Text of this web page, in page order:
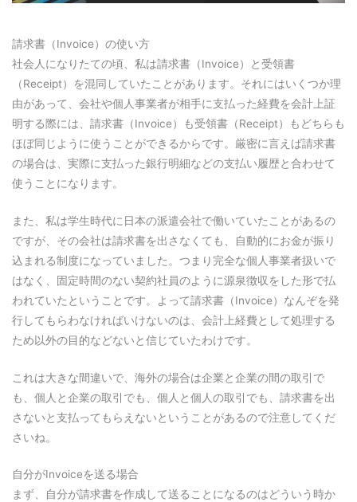
請求書（Invoice）の使い方
社会人になりたての頃、私は請求書（Invoice）と受領書
（Receipt）を混同していたことがあります。それにはいくつか理
由があって、会社や個人事業者が相手に支払った経費を会計上証
明する際には、請求書（Invoice）も受領書（Receipt）もどちらも
ほぼ同じように使うことができるからです。厳密に言えば請求書
の場合は、実際に支払った銀行明細などの支払い履歴と合わせて
使うことになります。
また、私は学生時代に日本の派遣会社で働いていたことがあるの
ですが、その会社は請求書を出さなくても、自動的にお金が振り
込まれる制度になっていました。つまり完全な個人事業者扱いで
はなく、固定時間のない契約社員のように源泉徴収をした形で払
われていたということです。よって請求書（Invoice）なんぞを発
行してもらわなければいけないのは、会計上経費として処理する
ため以外の目的などないと信じていたわけです。
これは大きな間違いで、海外の場合は企業と企業の間の取引で
も、個人と企業の取引でも、個人と個人の取引でも、請求書を出
さないと支払ってもらえないということがあるので注意してくだ
さいね。
自分がInvoiceを送る場合
まず、自分が請求書を作成して送ることになるのはどういう時か